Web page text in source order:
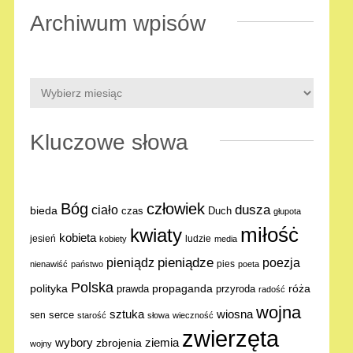
Archiwum wpisów
Kluczowe słowa
bieda Bóg ciało czas człowiek Duch dusza głupota
jesień kobieta kobiety kwiaty ludzie media miłośċ
nienawiść państwo pieniądz pieniądze pies poeta poezja
polityka Polska prawda propaganda przyroda radość róża
sen serce starość sztuka słowa wieczność wiosna wojna
wojny wybory zbrojenia ziemia zwierzęta